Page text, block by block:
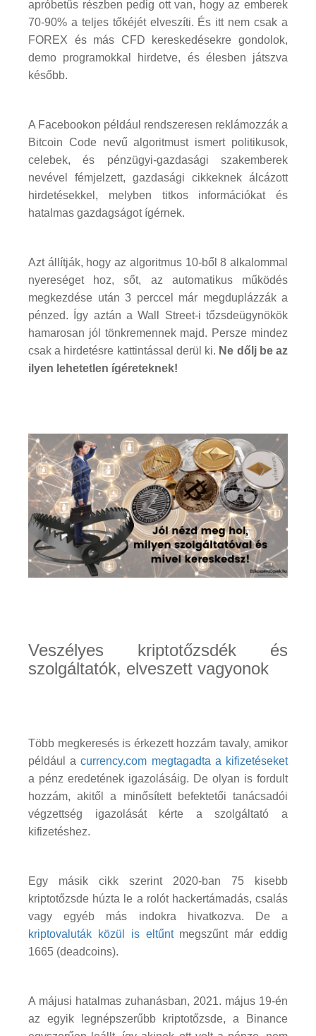
apróbetűs részben pedig ott van, hogy az emberek
70-90% a teljes tőkéjét elveszíti. És itt nem csak a
FOREX és más CFD kereskedésekre gondolok,
demo programokkal hirdetve, és élesben játszva
később.
A Facebookon például rendszeresen reklámozzák a
Bitcoin Code nevű algoritmust ismert politikusok,
celebek, és pénzügyi-gazdasági szakemberek
nevével fémjelzett, gazdasági cikkeknek álcázott
hirdetésekkel, melyben titkos információkat és
hatalmas gazdagságot ígérnek.
Azt állítják, hogy az algoritmus 10-ből 8 alkalommal
nyereséget hoz, sőt, az automatikus működés
megkezdése után 3 perccel már megduplázzák a
pénzed. Így aztán a Wall Street-i tőzsdeügynökök
hamarosan jól tönkremennek majd. Persze mindez
csak a hirdetésre kattintással derül ki. Ne dőlj be az
ilyen lehetetlen ígéreteknek!
Veszélyes kriptotőzsdék és
szolgáltatók, elveszett vagyonok
Több megkeresés is érkezett hozzám tavaly, amikor
például acurrency.com megtagadta a kifizetéseket
a pénz eredetének igazolásáig. De olyan is fordult
hozzám, akitől a minősített befektetői tanácsadói
végzettség igazolását kérte a szolgáltató a
kifizetéshez.
Egy másik cikk szerint 2020-ban 75 kisebb
kriptotőzsde húzta le a rolót hackertámadás, csalás
vagy egyéb más indokra hivatkozva. De a
kriptovaluták közül is eltűntmegszűnt már eddig
1665 (deadcoins).
A májusi hatalmas zuhanásban, 2021. május 19-én
az egyik legnépszerűbb kriptotőzsde, a Binance